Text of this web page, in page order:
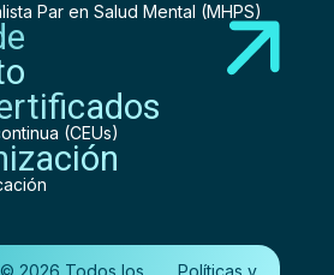
Par en Salud Mental (MHPS)
(CEUs)